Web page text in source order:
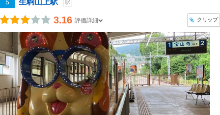
5 生駒山上駅 駅
3.16 評価詳細 クリップ